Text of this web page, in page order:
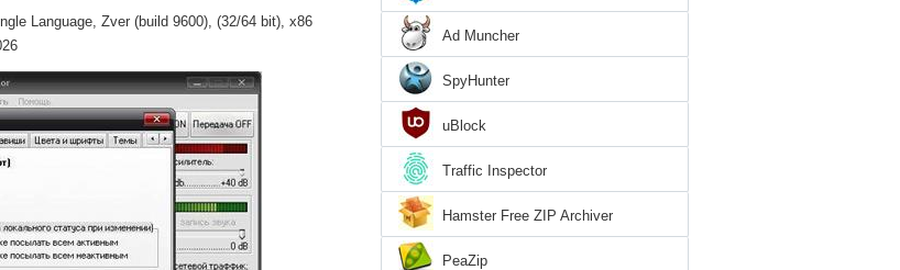
Language, Zver (build 9600), (32/64 bit), x86
Ad Muncher
SpyHunter
uBlock
Traffic Inspector
Hamster Free ZIP Archiver
PeaZip